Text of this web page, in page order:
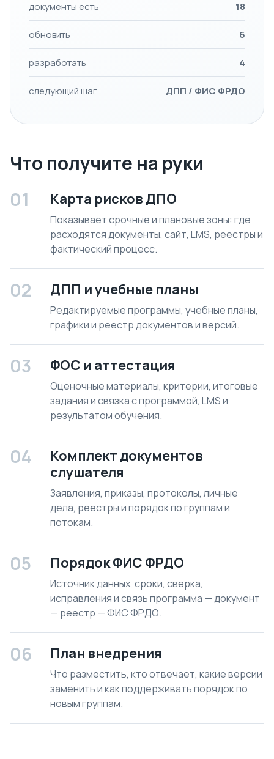
документы есть 18
обновить 6
разработать 4
следующий шаг ДПП / ФИС ФРДО
Что получите на руки
01 Карта рисков ДПО
Показывает срочные и плановые зоны: где
расходятся документы, сайт, LMS, реестры и
фактический процесс.
02 ДПП и учебные планы
Редактируемые программы, учебные планы,
графики и реестр документов и версий.
03 ФОС и аттестация
Оценочные материалы, критерии, итоговые
задания и связка с программой, LMS и
результатом обучения.
04
Комплект документов
слушателя
Заявления, приказы, протоколы, личные
дела, реестры и порядок по группам и
потокам.
05 Порядок ФИС ФРДО
Источник данных, сроки, сверка,
исправления и связь программа — документ
— реестр — ФИС ФРДО.
06 План внедрения
Что разместить, кто отвечает, какие версии
заменить и как поддерживать порядок по
новым группам.